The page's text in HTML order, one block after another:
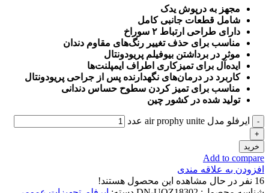
مجهز به درپوش یدک
شامل قطعات جانبی کامل
دارای طراحی ارتباط ۲ سوراخ
مناسب برای حذف تغییر رنگ‌های مقاوم دندان
موثر در برداشتن بیوفیلم پریودونتال
ایده‌آل برای تمیزکاری اطراف ایمپلنت‌ها
کاربرد در درمان‌های نگهدارنده پس از جراحی پریودونتال
مناسب برای تمیز کردن سطوح حساس دندانی
تولید شده در کشور چین
ایرفلو مدل air prophy unite عدد
خرید
Add to compare
افزودن به علاقه مندی
16 نفر در حال مشاهده این محصول هستند!